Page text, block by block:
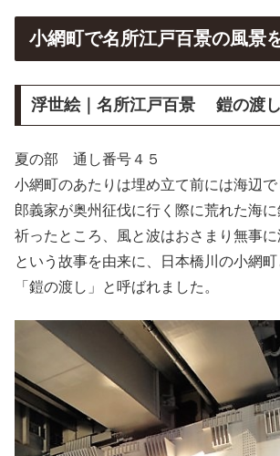
小網町で名所江戸百景の風景
浮世絵｜名所江戸百景 鎧の渡し
夏の部 通し番号４５
小網町のあたりは埋め立て前には海辺
郎義家が奥州征伐に行く際に荒れた海
祈ったところ、風と波はおさまり無事
という故事を由来に、日本橋川の小網
「鎧の渡し」と呼ばれました。